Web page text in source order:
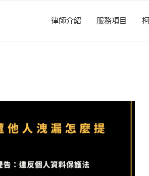
律師介紹 服務項目